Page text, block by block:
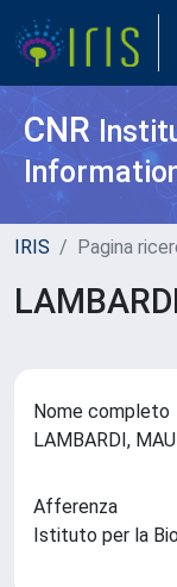
CNR
IRIS Pagina
Nome completo
LAMBARDI,
Afferenza
Istituto per la